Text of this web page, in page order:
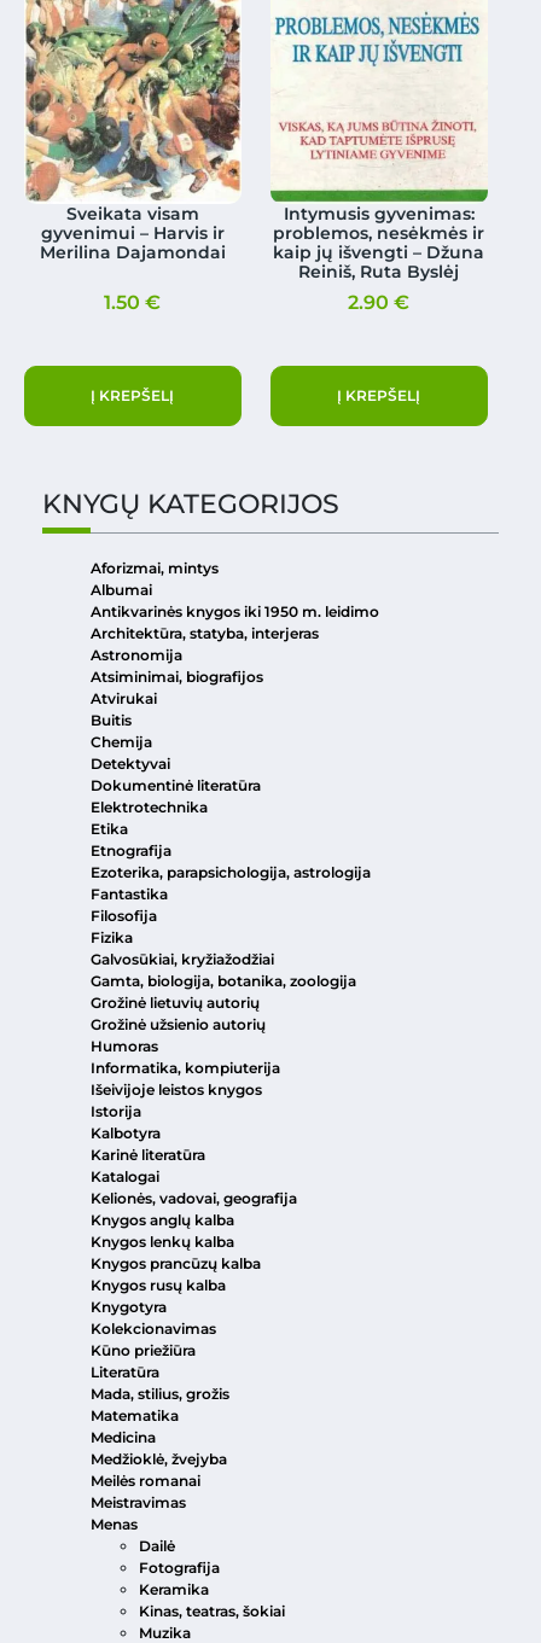
Sveikata visam
gyvenimui – Harvis ir
Merilina Dajamondai
1.50€
Į KREPŠELĮ
Intymusis gyvenimas:
problemos, nesėkmės ir
kaip jų išvengti – Džuna
Reiniš, Ruta Byslėj
2.90€
Į KREPŠELĮ
KNYGŲ KATEGORIJOS
Aforizmai, mintys
Albumai
Antikvarinės knygos iki 1950 m. leidimo
Architektūra, statyba, interjeras
Astronomija
Atsiminimai, biografijos
Atvirukai
Buitis
Chemija
Detektyvai
Dokumentinė literatūra
Elektrotechnika
Etika
Etnografija
Ezoterika, parapsichologija, astrologija
Fantastika
Filosofija
Fizika
Galvosūkiai, kryžiažodžiai
Gamta, biologija, botanika, zoologija
Grožinė lietuvių autorių
Grožinė užsienio autorių
Humoras
Informatika, kompiuterija
Išeivijoje leistos knygos
Istorija
Kalbotyra
Karinė literatūra
Katalogai
Kelionės, vadovai, geografija
Knygos anglų kalba
Knygos lenkų kalba
Knygos prancūzų kalba
Knygos rusų kalba
Knygotyra
Kolekcionavimas
Kūno priežiūra
Literatūra
Mada, stilius, grožis
Matematika
Medicina
Medžioklė, žvejyba
Meilės romanai
Meistravimas
Menas
Dailė
Fotografija
Keramika
Kinas, teatras, šokiai
Muzika